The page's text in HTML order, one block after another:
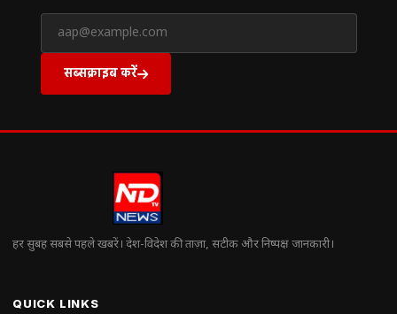
सब्सक्राइब करें
हर सुबह सबसे पहले खबरें। देश-विदेश की ताज़ा, सटीक और निष्पक्ष जानकारी।
QUICK LINKS